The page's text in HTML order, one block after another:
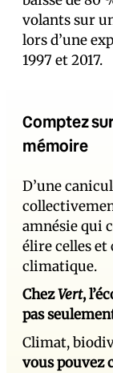
volants sur
lors d’une
1997 et 2017.
Comptez
mémoire
D’une
amnésie qui
élire celles et
climatique.
ChezVert,
pas
Climat,
vous pouvez